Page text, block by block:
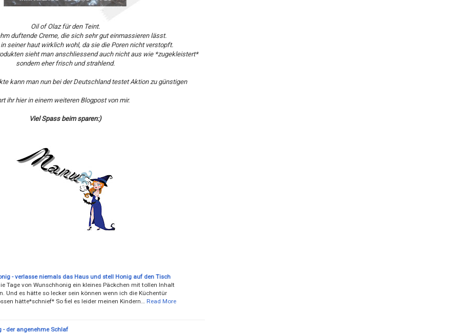
Oil of Olaz für den Teint.
duftende Creme, die sich sehr gut einmassieren lässt.
seiner haut wirklich wohl, da sie die Poren nicht verstopft.
sieht man anschliessend auch nicht aus wie *zugekleistert*
sondern eher frisch und strahlend.
kann man nun bei der Deutschland testet Aktion zu günstigen
ihr hier in einem weiteren Blogpost von mir.
Viel Spass beim sparen:)
- verlasse niemals das Haus und stell Honig auf den Tisch
Tage von Wunschhonig ein kleines Päckchen mit tollen Inhalt
Und es hätte so lecker sein können wenn ich die Küchentür
hätte*schnief* So fiel es leider meinen Kindern…
Read More
- der angenehme Schlaf